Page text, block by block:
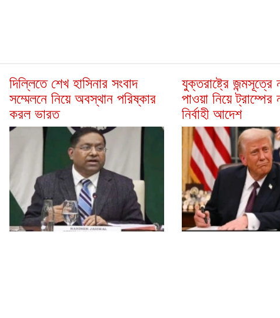
দিল্লিতে শেখ হাসিনার সংবাদ
সম্মেলনে নিয়ে অবস্থান পরিষ্কার
করল ভারত
যুক্তরাষ্ট্রে
পাওয়া নিয়ে
নির্বাহী আদেশ